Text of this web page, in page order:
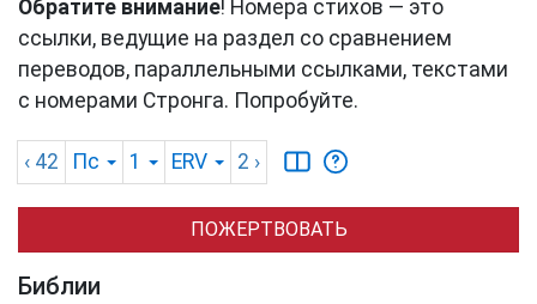
Обратите внимание! Номера стихов — это
ссылки, ведущие на раздел со сравнением
переводов, параллельными ссылками, текстами
с номерами Стронга. Попробуйте.
‹ 42 Пс 1 ERV 2 ›
ПОЖЕРТВОВАТЬ
Библии